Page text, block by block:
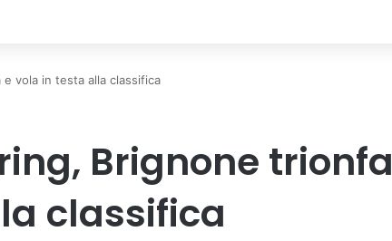
vola in testa alla classifica
Brignone trionfa
classifica